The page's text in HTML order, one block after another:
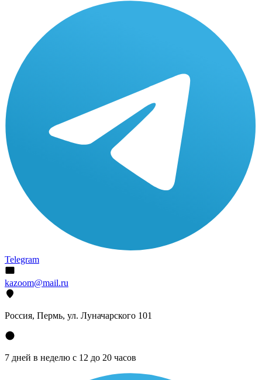
Telegram
kazoom@mail.ru
Россия, Пермь, ул. Луначарского 101
7 дней в неделю с 12 до 20 часов